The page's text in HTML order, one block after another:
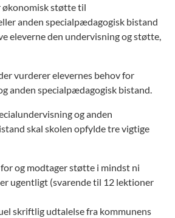
økonomisk støtte til
anden specialpædagogisk bistand
eleverne den undervisning og støtte,
vurderer elevernes behov for
anden specialpædagogisk bistand.
og anden
skal skolen opfylde tre vigtige
og modtager støtte i mindst ni
ugentligt (svarende til 12 lektioner
skriftlig udtalelse fra kommunens